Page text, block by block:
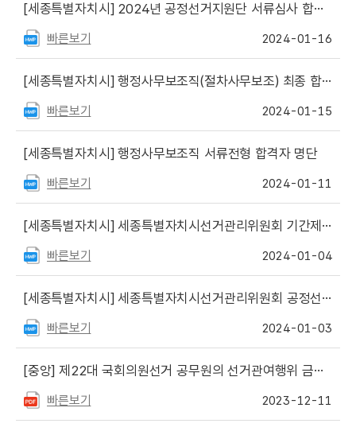
[세종특별자치시] 2024년 공정선거지원단 서류심사 합격자 명단 발표
빠른보기 2024-01-16
[세종특별자치시] 행정사무보조직(절차사무보조) 최종 합격자 등 명단
빠른보기 2024-01-15
[세종특별자치시] 행정사무보조직 서류전형 합격자 명단
빠른보기 2024-01-11
[세종특별자치시] 세종특별자치시선거관리위원회 기간제근로자(행정사무보조직) 채용 공고
빠른보기 2024-01-04
[세종특별자치시] 세종특별자치시선거관리위원회 공정선거지원단 모집 안내
빠른보기 2024-01-03
[중앙] 제22대 국회의원선거 공무원의 선거관여행위 금지안내
빠른보기 2023-12-11